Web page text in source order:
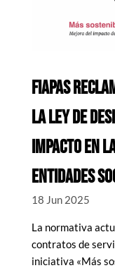
FIAPAS
LA LEY DE
IMPACTO EN
ENTIDADES
18 Jun 2025
La normativa
contratos de
iniciativa «Más